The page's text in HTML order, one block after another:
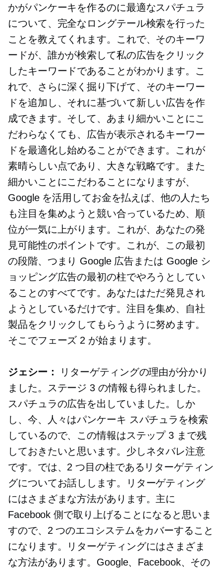
かがパンケーキを作るのに最適なスパチュラ
について、完全なロングテール検索を行った
ことを教えてくれます。これで、そのキーワ
ードが、誰かが検索して私の広告をクリック
したキーワードであることがわかります。こ
れで、さらに深く掘り下げて、そのキーワー
ドを追加し、それに基づいて新しい広告を作
成できます。そして、あまり細かいことにこ
だわらなくても、広告が表示されるキーワー
ドを最適化し始めることができます。これが
素晴らしい点であり、大きな戦略です。また
細かいことにこだわることになりますが、
Google を活用してお金を払えば、他の人たち
も注目を集めようと競い合っているため、順
位が一気に上がります。これが、あなたの発
見可能性のポイントです。これが、この最初
の段階、つまり Google 広告または Google シ
ョッピング広告の最初の柱でやろうとしてい
ることのすべてです。あなたはただ発見され
ようとしているだけです。注目を集め、自社
製品をクリックしてもらうように努めます。
そこでフェーズ 2 が始まります。
ジェシー：
リターゲティングの理由が分かり
ました。ステージ 3 の情報も得られました。
スパチュラの広告を出していました。しか
し、今、人々はパンケーキ スパチュラを検索
しているので、この情報はステップ 3 まで残
しておきたいと思います。少しネタバレ注意
です。では、2 つ目の柱であるリターゲティン
グについてお話しします。リターゲティング
にはさまざまな方法があります。主に
Facebook 側で取り上げることになると思いま
すので、2 つのエコシステムをカバーすること
になります。リターゲティングにはさまざま
な方法があります。Google、Facebook、その